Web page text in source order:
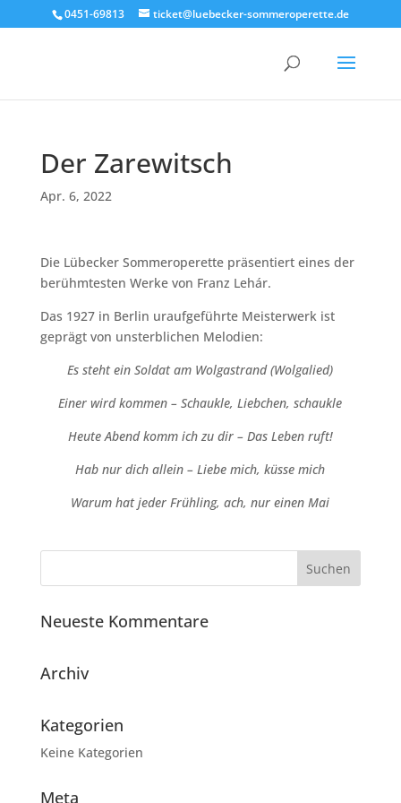
0451-69813 ticket@luebecker-sommeroperette.de
Der Zarewitsch
Apr. 6, 2022
Die Lübecker Sommeroperette präsentiert eines der
berühmtesten Werke von Franz Lehár.
Das 1927 in Berlin uraufgeführte Meisterwerk ist
geprägt von unsterblichen Melodien:
Es steht ein Soldat am Wolgastrand (Wolgalied)
Einer wird kommen – Schaukle, Liebchen, schaukle
Heute Abend komm ich zu dir – Das Leben ruft!
Hab nur dich allein – Liebe mich, küsse mich
Warum hat jeder Frühling, ach, nur einen Mai
Neueste Kommentare
Archiv
Kategorien
Keine Kategorien
Meta